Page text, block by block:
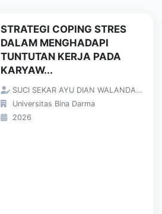
STRATEGI COPING STRES
DALAM MENGHADAPI
TUNTUTAN KERJA PADA
KARYAW...
SUCI SEKAR AYU DIAN WALANDARI;
Universitas Bina Darma
2026